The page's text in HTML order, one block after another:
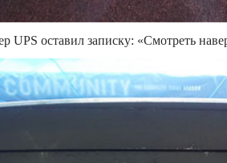
UPS оставил записку: «Смотреть